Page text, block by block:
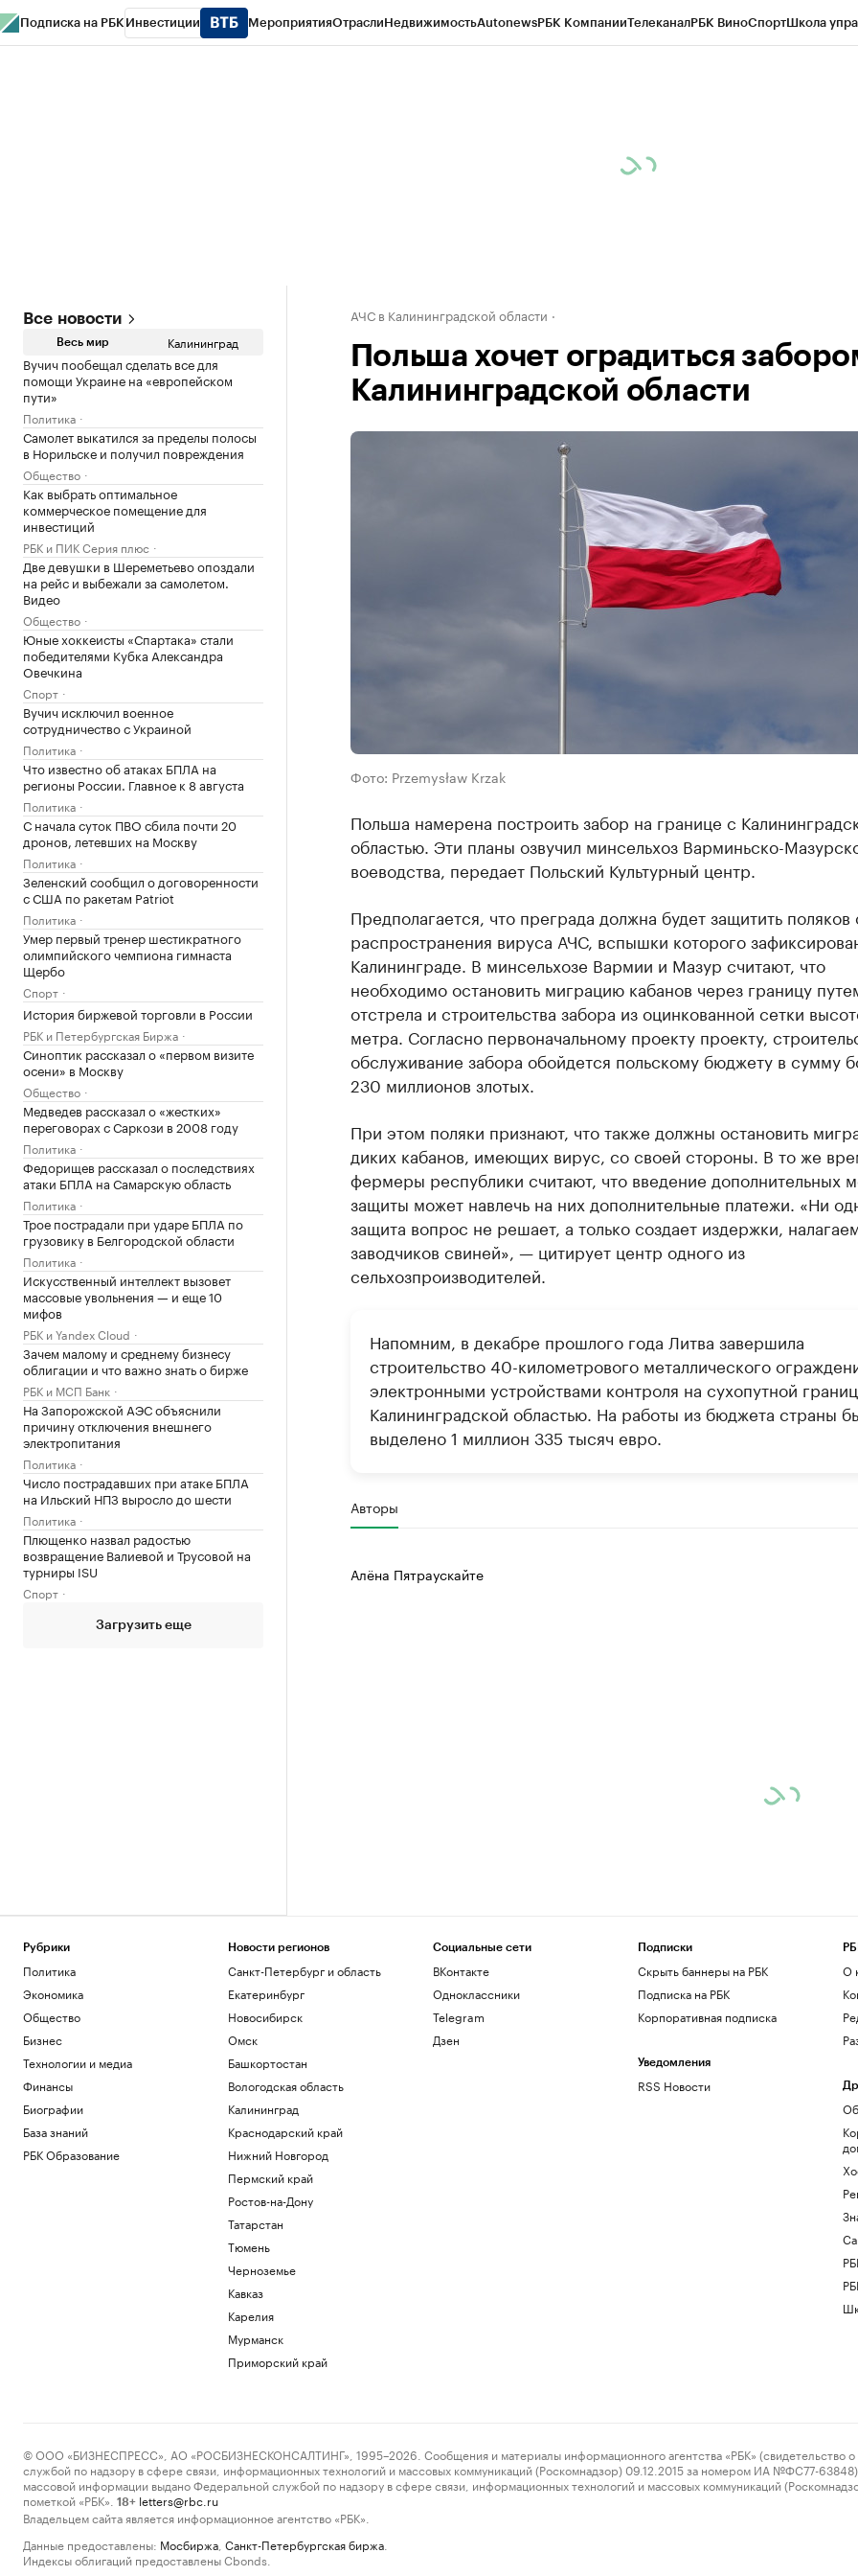
Подписка на РБК Инвестиции МероприятияОтраслиНедвижимостьAutonewsРБК КомпанииТелеканалРБК ВиноСпортШкола
Все новости
Весь мир Калининград
Вучич пообещал сделать все для
помощи Украине на «европейском
пути»
Политика
Самолет выкатился за пределы полосы
в Норильске и получил повреждения
Общество
Как выбрать оптимальное
коммерческое помещение для
инвестиций
РБК и ПИК Серия плюс
Две девушки в Шереметьево опоздали
на рейс и выбежали за самолетом.
Видео
Общество
Юные хоккеисты «Спартака» стали
победителями Кубка Александра
Овечкина
Спорт
Вучич исключил военное
сотрудничество с Украиной
Политика
Что известно об атаках БПЛА на
регионы России. Главное к 8 августа
Политика
С начала суток ПВО сбила почти 20
дронов, летевших на Москву
Политика
Зеленский сообщил о договоренности
с США по ракетам Patriot
Политика
Умер первый тренер шестикратного
олимпийского чемпиона гимнаста
Щербо
Спорт
История биржевой торговли в России
РБК и Петербургская Биржа
Синоптик рассказал о «первом визите
осени» в Москву
Общество
Медведев рассказал о «жестких»
переговорах с Саркози в 2008 году
Политика
Федорищев рассказал о последствиях
атаки БПЛА на Самарскую область
Политика
Трое пострадали при ударе БПЛА по
грузовику в Белгородской области
Политика
Искусственный интеллект вызовет
массовые увольнения — и еще 10
мифов
РБК и Yandex Cloud
Зачем малому и среднему бизнесу
облигации и что важно знать о бирже
РБК и МСП Банк
На Запорожской АЭС объяснили
причину отключения внешнего
электропитания
Политика
Число пострадавших при атаке БПЛА
на Ильский НПЗ выросло до шести
Политика
Плющенко назвал радостью
возвращение Валиевой и Трусовой на
турниры ISU
Спорт
Загрузить еще
АЧС в Калининградской области
Польша хочет оградиться
Калининградской области
Фото: Przemysław Krzak
Польша намерена построить забор на границе с
областью. Эти планы озвучил минсельхоз Варминьско-
воеводства, передает Польский Культурный центр.
Предполагается, что преграда должна будет защитить поляков
распространения вируса АЧС, вспышки которого
Калининграде. В минсельхозе Вармии и Мазур считают, что
необходимо остановить миграцию кабанов через границу
отстрела и строительства забора из оцинкованной сетки
метра. Согласно первоначальному проекту проекту,
обслуживание забора обойдется польскому бюджету в сумму
230 миллионов злотых.
При этом поляки признают, что также должны остановить
диких кабанов, имеющих вирус, со своей стороны. В то же
фермеры республики считают, что введение дополнительных
защиты может навлечь на них дополнительные платежи. «Ни
защита вопрос не решает, а только создает издержки,
заводчиков свиней», — цитирует центр одного из
сельхозпроизводителей.
Напомним, в декабре прошлого года Литва завершила
строительство 40-километрового металлического
электронными устройствами контроля на сухопутной
Калининградской областью. На работы из бюджета страны
выделено 1 миллион 335 тысяч евро.
Авторы
Алёна Пятраускайте
Рубрики
Политика
Экономика
Общество
Бизнес
Технологии и медиа
Финансы
Биографии
База знаний
РБК Образование
Новости регионов
Санкт-Петербург и область
Екатеринбург
Новосибирск
Омск
Башкортостан
Вологодская область
Калининград
Краснодарский край
Нижний Новгород
Пермский край
Ростов-на-Дону
Татарстан
Тюмень
Черноземье
Кавказ
Карелия
Мурманск
Приморский край
Социальные сети
ВКонтакте
Одноклассники
Telegram
Дзен
Подписки
Скрыть баннеры на РБК
Подписка на РБК
Корпоративная подписка
Уведомления
RSS Новости
О
© ООО «БИЗНЕСПРЕСС», АО «РОСБИЗНЕСКОНСАЛТИНГ», 1995–2026. Сообщения и материалы информационного агентства «РБК» (свидетельство о
службой по надзору в сфере связи, информационных технологий и массовых коммуникаций (Роскомнадзор) 09.12.2015 за номером ИА №ФС77-63848)
массовой информации выдано Федеральной службой по надзору в сфере связи, информационных технологий и массовых коммуникаций
пометкой «РБК».
18+ letters@rbc.ru
Владельцем сайта является информационное агентство «РБК».
Данные предоставлены: Мосбиржа Санкт-Петербургская биржа
Индексы облигаций предоставлены Cbonds.